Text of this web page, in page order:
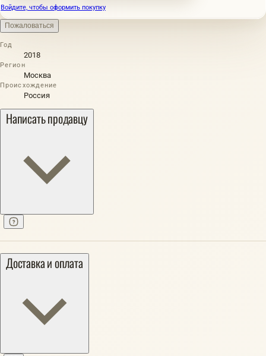
Войдите, чтобы оформить покупку
Пожаловаться
Год
2018
Регион
Москва
Происхождение
Россия
Написать продавцу
Доставка и оплата